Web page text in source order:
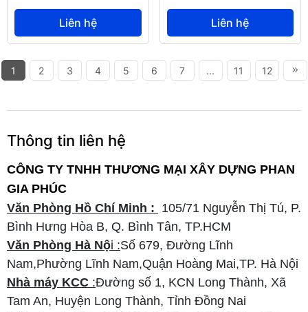
Liên hệ Liên hệ
1 2 3 4 5 6 7 ... 11 12
Thông tin liên hệ
CÔNG TY TNHH THƯƠNG MẠI XÂY DỰNG PHAN
GIA PHÚC
Văn Phòng Hồ Chí Minh : 105/71 Nguyễn Thị Tú, P.
Bình Hưng Hòa B, Q. Bình Tân, TP.HCM
Văn Phòng Hà Nội :Số 679, Đường Lĩnh
Nam,Phường Lĩnh Nam,Quận Hoàng Mai,TP. Hà Nội
Nhà máy KCC :Đường số 1, KCN Long Thành, Xã
Tam An, Huyện Long Thành, Tỉnh Đồng Nai